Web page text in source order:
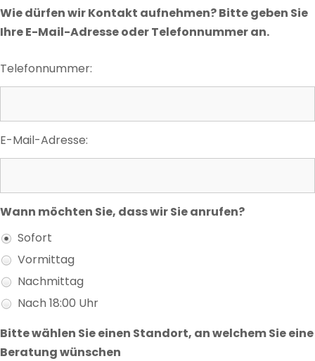
Wie dürfen wir Kontakt aufnehmen? Bitte geben Sie
Ihre E-Mail-Adresse oder Telefonnummer an.
Telefonnummer:
E-Mail-Adresse:
Wann möchten Sie, dass wir Sie anrufen?
Sofort
Vormittag
Nachmittag
Nach 18:00 Uhr
Bitte wählen Sie einen Standort, an welchem Sie eine
Beratung wünschen